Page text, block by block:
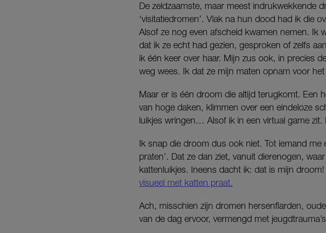
De zeldzaamste, maar meest indrukwekkende
‘visitatiedromen’. Vlak na hun dood had ik die
Alsof ze nog even afscheid kwamen nemen. Ik
dat ik ze echt had gezien, gesproken of zelfs
ik één keer over haar. Mijn zus ook, in precies
weg wees. Ik dat ze mijn maten opnam voor
Maar er is één droom die altijd terugkomt. Een
van hoge daken, klimmen over een eindeloze
luikjes wringen… Alsof ik in een virtual game
Ik snap die droom dus ook niet. Tot iemand me
praten’. Dat ze dan ziet, vanuit dierenogen,
kattenluikjes. Ineens dacht ik: dat is mijn
visueel met katten praat.
Ach, misschien zijn dromen hersenflarden,
van de dag ervoor, vermengd met